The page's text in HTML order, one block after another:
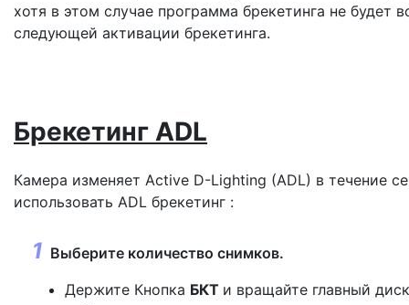
хотя в этом случае программа брекетинга не будет
следующей активации брекетинга.
Брекетинг ADL
Камера изменяет Active D-Lighting (ADL) в течение
использовать ADL брекетинг :
Выберите количество снимков.
Держите Кнопка БКТ и вращайте главный